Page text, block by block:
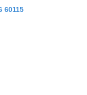
60115